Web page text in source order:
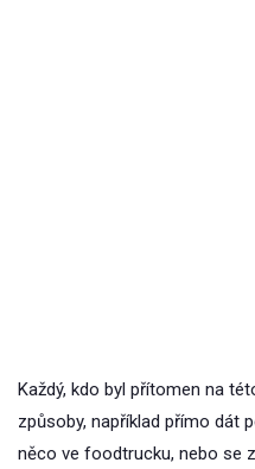
Každý, kdo byl přítomen na
způsoby, například přímo dát
něco ve foodtrucku, nebo se